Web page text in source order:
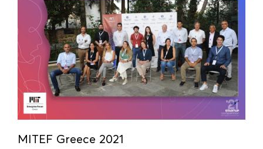
MITEF Greece 2021